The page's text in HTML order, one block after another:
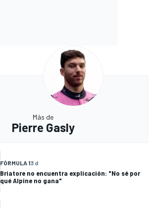
Más de
Pierre Gasly
FÓRMULA 13 d
Briatore no encuentra explicación: "No sé por
qué Alpine no gana"